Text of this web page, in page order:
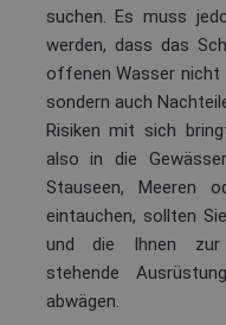
suchen. Es muss
werden, dass das
offenen Wasser nicht
sondern auch
Risiken mit sich
also in die
Stauseen, Meeren
eintauchen, sollten
und die Ihnen zur
stehende
abwägen.